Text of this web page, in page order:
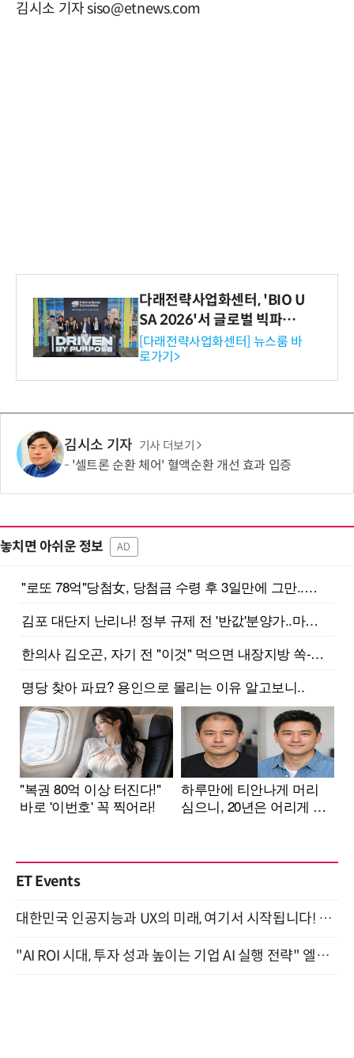
김시소 기자 siso@etnews.com
다래전략사업화센터, 'BIO U
SA 2026'서 글로벌 빅파마
와의 비즈니스 미팅 지원…K
-바이오 해외 진출 교두보 확
보
[다래전략사업화센터] 뉴스룸 바
로가기>
김시소 기자 기사 더보기
'셀트론 순환 체어' 혈액순환 개선 효과 입증
놓치면 아쉬운 정보 AD
ET Events
대한민국 인공지능과 UX의 미래, 여기서 시작됩니다! UX Korea 2026 - Fall 9월 2일 개최
"AI ROI 시대, 투자 성과 높이는 기업 AI 실행 전략" 엘타워 6층 (9월 18일)